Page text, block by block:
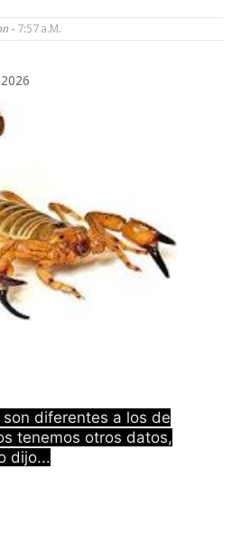
acerca servicios y atención directa a
Informe Subnacional de Tamaulipas
mundial talento de estudiante de la UAT
del programa "Ruta Segura,
la Educación"
Sabado, 8 Agosto
- 7:57 A.m.
diferentes a los de
tenemos otros datos,
dijo...